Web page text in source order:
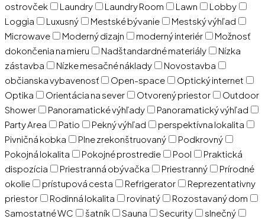
ostrovček
Laundry Laundry Room Lawn
Lobby
Loggia
Luxusný Mestské bývanie
Mestský výhľad
Microwave
Moderný dizajn moderný interiér
Možnosť
dokončenia na mieru
Nadštandardné materiály
Nízka
zástavba
Nízke mesačné náklady
Novostavba
občianska vybavenosť
Open-space
Optický internet
Optika
Orientácia na sever Otvorený priestor
Outdoor
Shower
Panoramatické výhľady
Panoramatický výhľad
Party Area
Patio Pekný výhľad
perspektívna lokalita
Pivničná kobka
Plne zrekonštruovaný
Podkrovný
Pokojná lokalita
Pokojné prostredie Pool
Praktická
dispozícia
Priestranná obývačka Priestranný
Prírodné
okolie
prístupová cesta Refrigerator
Reprezentativny
priestor
Rodinná lokalita rovinatý
Rozostavaný dom
Samostatné WC
šatník Sauna Security
slnečný